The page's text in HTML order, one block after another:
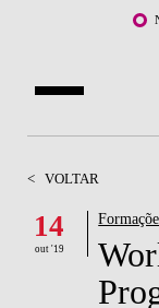
Saltar para o conteúdo
DOCENTES E
COMUNIDADE
< VOLTAR
14
out '19